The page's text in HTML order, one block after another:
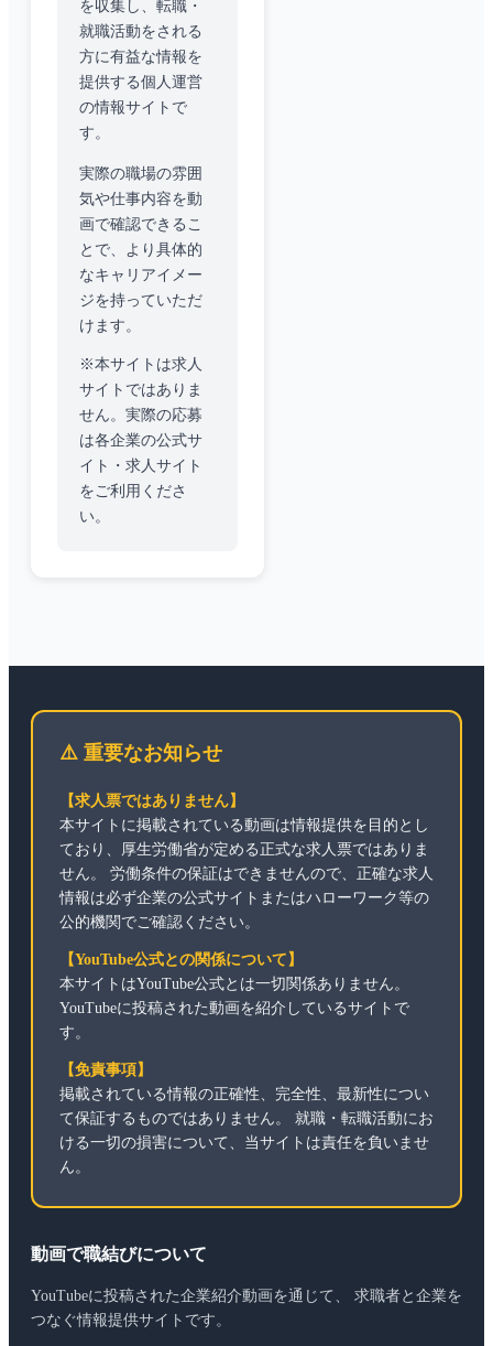
を収集し、転職・
就職活動をされる
方に有益な情報を
提供する個人運営
の情報サイトで
す。
実際の職場の雰囲
気や仕事内容を動
画で確認できるこ
とで、より具体的
なキャリアイメー
ジを持っていただ
けます。
※本サイトは求人
サイトではありま
せん。実際の応募
は各企業の公式サ
イト・求人サイト
をご利用くださ
い。
⚠️ 重要なお知らせ
【求人票ではありません】
本サイトに掲載されている動画は情報提供を目的とし
ており、厚生労働省が定める正式な求人票ではありま
せん。 労働条件の保証はできませんので、正確な求人
情報は必ず企業の公式サイトまたはハローワーク等の
公的機関でご確認ください。
【YouTube公式との関係について】
本サイトはYouTube公式とは一切関係ありません。
YouTubeに投稿された動画を紹介しているサイトで
す。
【免責事項】
掲載されている情報の正確性、完全性、最新性につい
て保証するものではありません。 就職・転職活動にお
ける一切の損害について、当サイトは責任を負いませ
ん。
動画で職結びについて
YouTubeに投稿された企業紹介動画を通じて、 求職者と企業を
つなぐ情報提供サイトです。